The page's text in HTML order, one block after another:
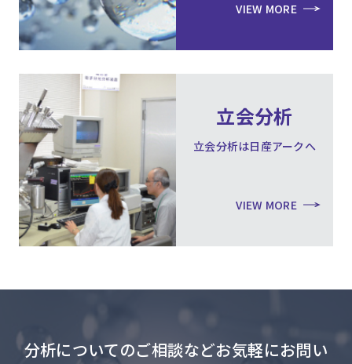
VIEW MORE
立会分析
立会分析は日産アークへ
VIEW MORE
分析についてのご相談などお気軽にお問い